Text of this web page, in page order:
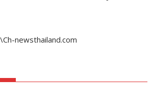
newsthailand.com